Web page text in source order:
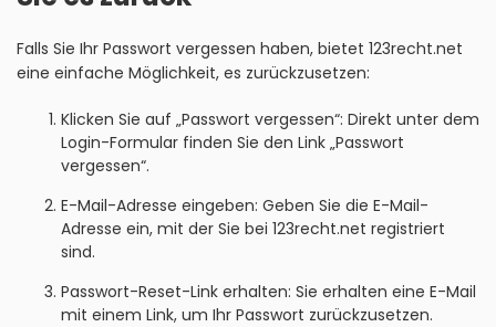
Falls Sie Ihr Passwort vergessen haben, bietet 123recht.net
eine einfache Möglichkeit, es zurückzusetzen:
Klicken Sie auf „Passwort vergessen“: Direkt unter dem
Login-Formular finden Sie den Link „Passwort
vergessen“.
E-Mail-Adresse eingeben: Geben Sie die E-Mail-
Adresse ein, mit der Sie bei 123recht.net registriert
sind.
Passwort-Reset-Link erhalten: Sie erhalten eine E-Mail
mit einem Link, um Ihr Passwort zurückzusetzen.